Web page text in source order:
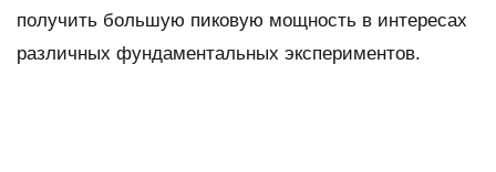
получить большую пиковую мощность в интересах
различных фундаментальных экспериментов.